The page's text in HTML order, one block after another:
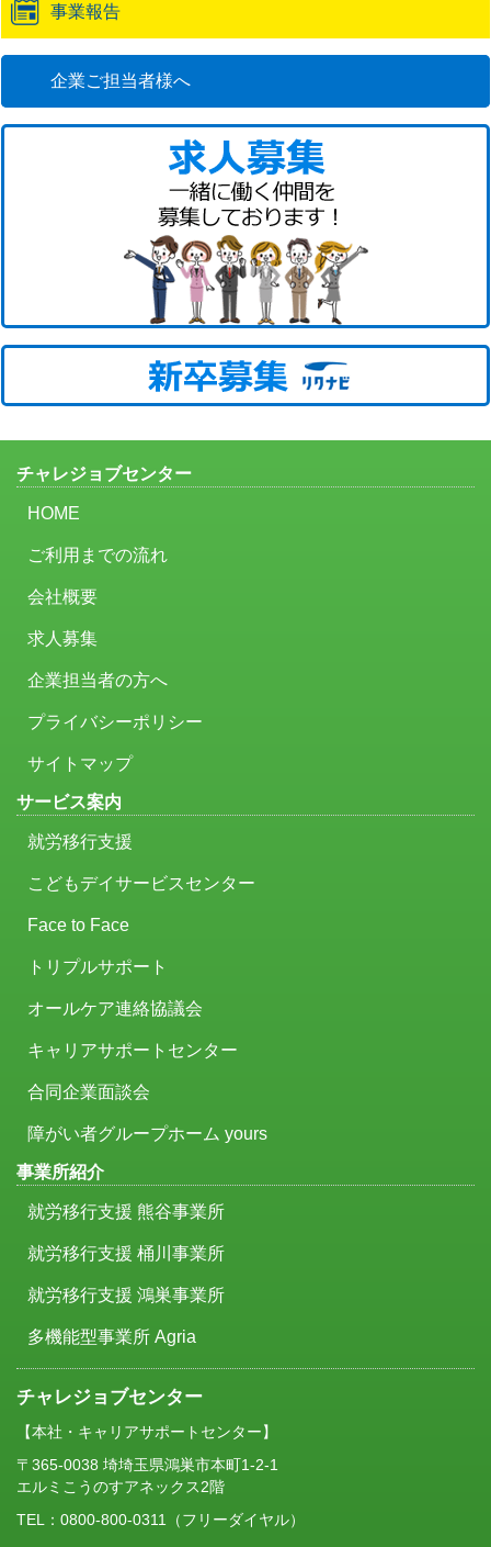
事業報告
企業ご担当者様へ
チャレジョブセンター
HOME
ご利用までの流れ
会社概要
求人募集
企業担当者の方へ
プライバシーポリシー
サイトマップ
サービス案内
就労移行支援
こどもデイサービスセンター
Face to Face
トリプルサポート
オールケア連絡協議会
キャリアサポートセンター
合同企業面談会
障がい者グループホーム yours
事業所紹介
就労移行支援 熊谷事業所
就労移行支援 桶川事業所
就労移行支援 鴻巣事業所
多機能型事業所 Agria
チャレジョブセンター
【本社・キャリアサポートセンター】
〒365-0038 埼埼玉県鴻巣市本町1-2-1
エルミこうのすアネックス2階
TEL： 0800-800-0311
（フリーダイヤル）